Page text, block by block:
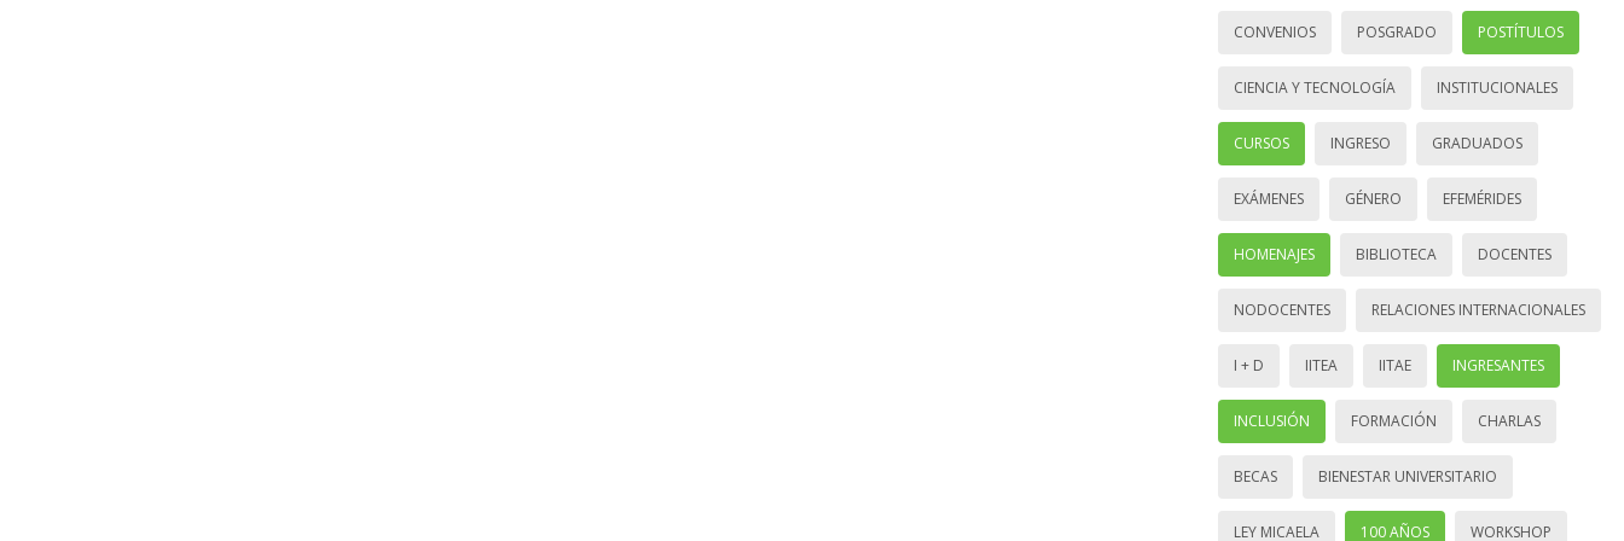
CONVENIOS POSGRADO POSTÍTULOS
CIENCIA Y TECNOLOGÍA INSTITUCIONALES
CURSOS INGRESO GRADUADOS
EXÁMENES GÉNERO EFEMÉRIDES
HOMENAJES BIBLIOTECA DOCENTES
NODOCENTES RELACIONES INTERNACIONALES
I + D IITEA IITAE INGRESANTES
INCLUSIÓN FORMACIÓN CHARLAS
BECAS BIENESTAR UNIVERSITARIO
LEY MICAELA 100 AÑOS WORKSHOP